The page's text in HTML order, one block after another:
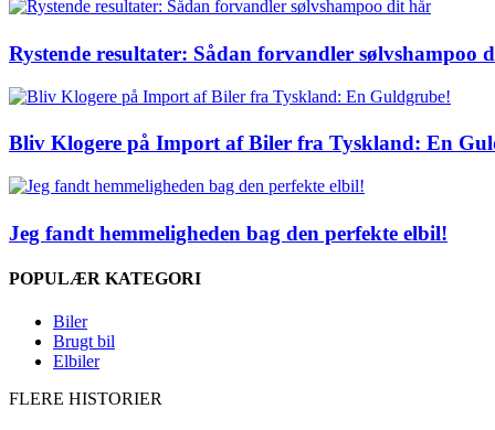
Rystende resultater: Sådan forvandler sølvshampoo
Bliv Klogere på Import af Biler fra Tyskland: En
Jeg fandt hemmeligheden bag den perfekte elbil!
POPULÆR KATEGORI
Biler
Brugt bil
Elbiler
FLERE HISTORIER